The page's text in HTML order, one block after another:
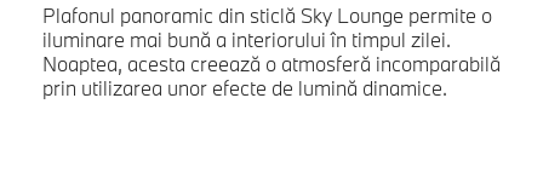
Plafonul panoramic din sticlă Sky Lounge permite o
iluminare mai bună a interiorului în timpul zilei.
Noaptea, acesta creează o atmosferă incomparabilă
prin utilizarea unor efecte de lumină dinamice.